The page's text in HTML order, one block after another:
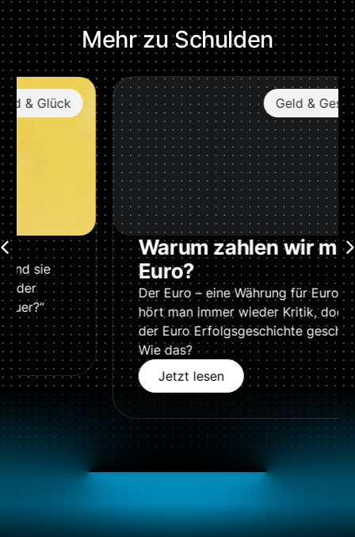
Mehr zuSchulden
Geld & Gesellschaft
Warum zahlen wir mit
Euro?
Der Euro – eine Währung für Europa. Zwar
hört man immer wieder Kritik, doch hat
der Euro Erfolgsgeschichte geschrieben.
Wie das?
Jetzt lesen